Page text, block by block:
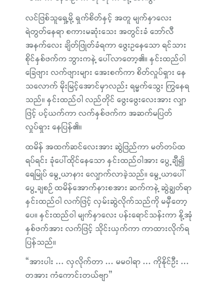
လင်ဖြစ်သူရှေ့မို့ ရှက်စိတ်နှင့် အတူ မျက်နှာလေး
ရဲတွတ်နေရာ စကားမဆုံးသေး အတွင်းခံ ဘော်လီ
အနက်လေး ချိတ်ဖြုတ်ခံရကာ ဖွေးဥနေသော ရင်သား
စိုင်နှစ်ဖက်က ဘွားကနဲ့ ပေါ်လာတော့၏။ နှင်းထည်ဝါ
ခြေဖျား လက်ဖျားများ အေးစက်ကာ စိတ်လှုပ်ရှား နေ
သလောက် မိုးမြင့်အောင်မှာလည်း ရမ္မက်သွေး ကြွနေရ
သည်။ နှင်းထည်ဝါ လည်တိုင် ဖွေးဖွေးလေးအား လျှာ
ဖြင့် ပင့်ယက်ကာ လက်နှစ်ဖက်က အဆက်မပြတ်
လှုပ်ရှား နေပြန်၏။
ထမိန် အထက်ဆင်လေးအား ဆွဲဖြည်ကာ မတ်တပ်ထ
ရပ်ရင်း ခုံပေါ်ထိုင်နေသော နှင်းထည်ဝါအား ပွေ့ချီ၍
ရေမြုပ် မွေ့ယာနား လျှောက်လာခဲ့သည်။ မွေ့ယာပေါ်
ပွေ့ချစဉ် ထမိန်အောက်နားစအား ဆက်ကနဲ့ ဆွဲချွတ်ရာ
နှင်းထည်ဝါ လက်ဖြင့် လှမ်းဆွဲလိုက်သည်ကို မမှီတော့
ပေ။ နှင်းထည်ဝါ မျက်နှာလေး ပန်းရောင်သန်းကာ နို့အုံ
နှစ်ဖက်အား လက်ဖြင့် သိုင်းယှက်ကာ ကာထားလိုက်ရ
ပြန်သည်။
“အားပါး … လှလိုက်တာ … မမဝါရာ … ကိုနိုင်ဦး …
တအား ကံကောင်းတယ်ဗျာ”